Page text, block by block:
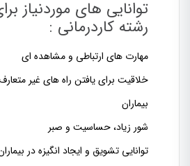
توانایی های موردنیاز
رشته کاردرمانی :
مهارت های ارتباطی و مشاهده ای
خلاقیت برای یافتن راه های غیر
بیماران
شور زیاد، حساسیت و صبر
توانایی تشویق و ایجاد انگیزه در